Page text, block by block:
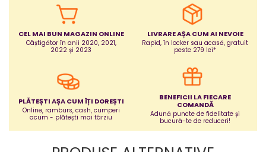
Igiena si ingrijire bebelusi
Accesorii bebelusi / nou-nascuti
Perne si saltele bebelusi
Diversificare bebelusi
Maternitate
Jucarii copii si jocuri educative
Jucarii dentitie
Jocuri educative
CEL MAI BUN MAGAZIN ONLINE
Câștigător în anii 2020, 2021,
2022 și 2023
LIVRARE AȘA CUM AI NEVOIE
Rapid, în locker sau acasă, gratuit
peste 279 lei*
PLĂTEȘTI AȘA CUM ÎȚI DOREȘTI
Online, ramburs, cash, cumperi
acum - plătești mai târziu
BENEFICII LA FIECARE
COMANDĂ
Adună puncte de fidelitate și
bucură-te de reduceri!